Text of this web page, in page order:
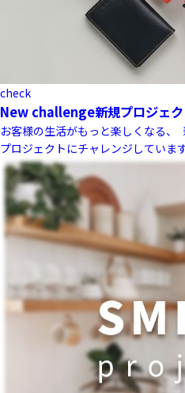
check
New challenge新規プロジェ
お客様の生活がもっと楽しくなる
プロジェクトにチャレンジしています